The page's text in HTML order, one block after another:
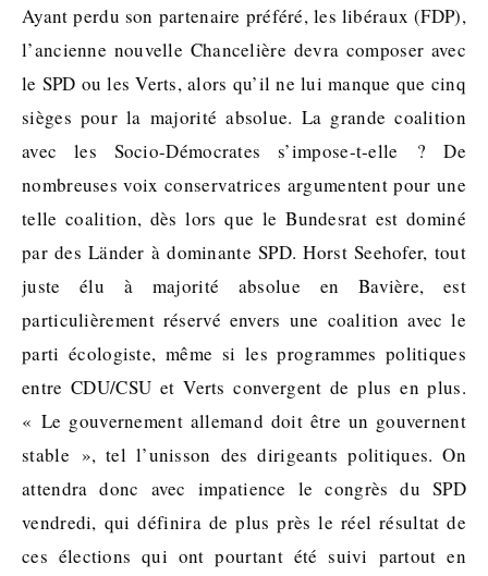
Ayant perdu son partenaire préféré, les libéraux (FDP),
l’ancienne nouvelle Chancelière devra composer avec
le SPD ou les Verts, alors qu’il ne lui manque que cinq
sièges pour la majorité absolue. La grande coalition
avec les Socio-Démocrates s’impose-t-elle ? De
nombreuses voix conservatrices argumentent pour une
telle coalition, dès lors que le Bundesrat est dominé
par des Länder à dominante SPD. Horst Seehofer, tout
juste élu à majorité absolue en Bavière, est
particulièrement réservé envers une coalition avec le
parti écologiste, même si les programmes politiques
entre CDU/CSU et Verts convergent de plus en plus.
« Le gouvernement allemand doit être un gouvernent
stable », tel l’unisson des dirigeants politiques. On
attendra donc avec impatience le congrès du SPD
vendredi, qui définira de plus près le réel résultat de
ces élections qui ont pourtant été suivi partout en